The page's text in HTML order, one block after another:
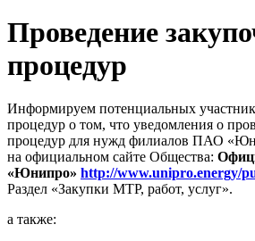
Проведение
процедур
Информируем потенциальных
процедур о том, что уведомления о
процедур для нужд филиалов ПАО
на официальном сайте Общества:
«Юнипро» http://www.unipro.energy/
Раздел «Закупки МТР, работ, услуг».
а также: